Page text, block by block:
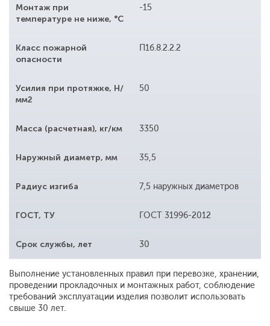
Монтаж при
температуре не ниже, °С
-15
Класс пожарной
опасности
П1б.8.2.2.2
Усилия при протяжке, Н/
мм2
50
Масса (расчетная), кг/км 3350
Наружный диаметр, мм 35,5
Радиус изгиба 7,5 наружных диаметров
ГОСТ, ТУ ГОСТ 31996-2012
Срок службы, лет 30
Выполнение установленных правил при перевозке, хранении,
проведении прокладочных и монтажных работ, соблюдение
требований эксплуатации изделия позволит использовать
свыше 30 лет.